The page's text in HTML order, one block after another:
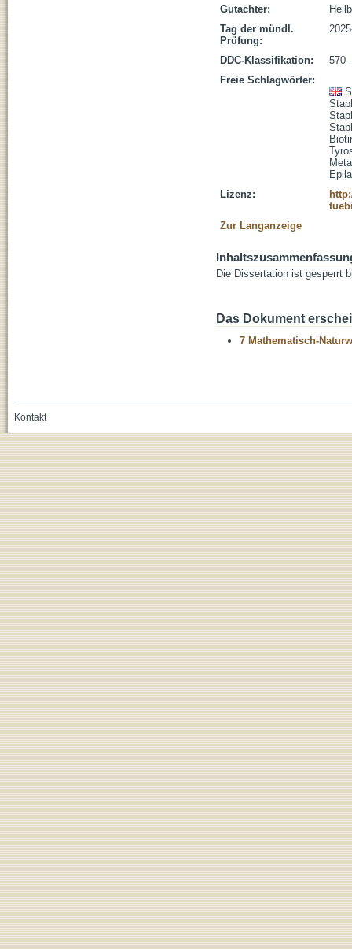
Gutachter:
Tag der mündl.
Prüfung:
DDC-Klassifikation:
570
Freie Schlagwörter:
Lizenz:
Zur Langanzeige
Die Dissertation ist gesperrt
Das Dokument
7 Mathematisch-
Kontakt